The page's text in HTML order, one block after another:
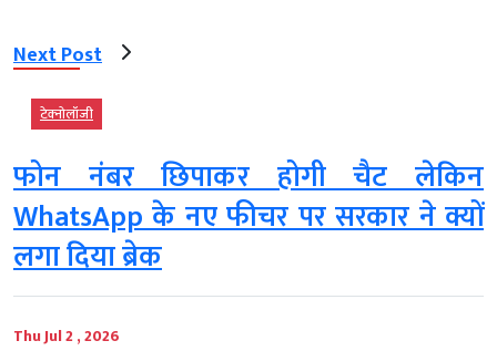
Next Post
टेक्‍नोलॉजी
फोन नंबर छिपाकर होगी चैट लेकिन
WhatsApp के नए फीचर पर सरकार ने क्यों
लगा दिया ब्रेक
Thu Jul 2 , 2026